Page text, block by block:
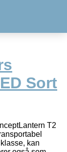
Sort
T2
kan